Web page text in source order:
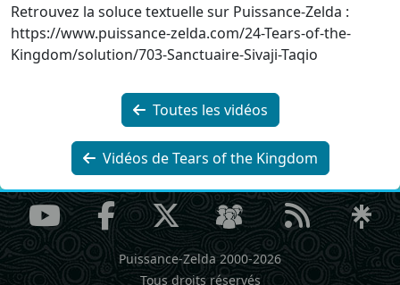
Retrouvez la soluce textuelle sur Puissance‐Zelda :
https://www.puissance-zelda.com/24-Tears-of-the-
Kingdom/solution/703-Sanctuaire-Sivaji-Taqio
Toutes les vidéos
Vidéos de Tears of the Kingdom
Puissance-Zelda 2000-2026
Tous droits réservés